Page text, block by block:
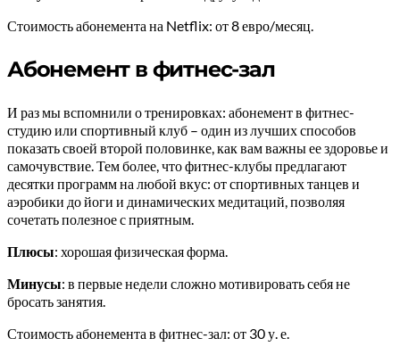
Стоимость абонемента на Netflix: от 8 евро/месяц.
Абонемент в фитнес-зал
И раз мы вспомнили о тренировках: абонемент в фитнес-
студию или спортивный клуб – один из лучших способов
показать своей второй половинке, как вам важны ее здоровье и
самочувствие. Тем более, что фитнес-клубы предлагают
десятки программ на любой вкус: от спортивных танцев и
аэробики до йоги и динамических медитаций, позволяя
сочетать полезное с приятным.
Плюсы: хорошая физическая форма.
Минусы: в первые недели сложно мотивировать себя не
бросать занятия.
Стоимость абонемента в фитнес-зал: от 30 у. е.